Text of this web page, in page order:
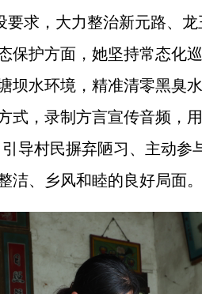
要求，大力整治新元路、
护方面，她坚持常态化
坝水环境，精准清零黑臭
，录制方言宣传音频，
导村民摒弃陋习、主动
、乡风和睦的良好局面。